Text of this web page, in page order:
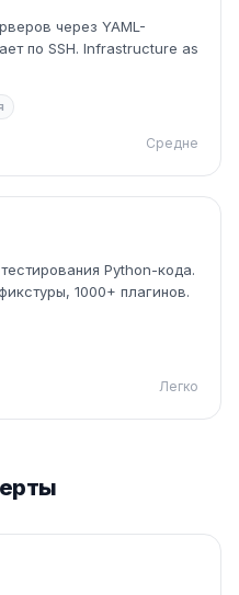
через YAML-
по SSH. Infrastructure as
Средне
Python-кода.
1000+ плагинов.
Легко